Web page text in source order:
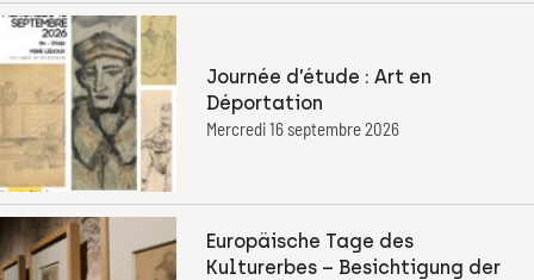
Journée d’étude : Art en
Déportation
Mercredi 16 septembre 2026
Europäische Tage des
Kulturerbes – Besichtigung der